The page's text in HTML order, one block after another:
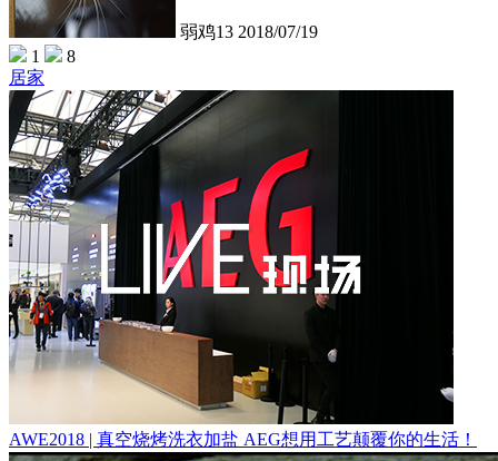
弱鸡13 2018/07/19
1
8
居家
AWE2018 | 真空烧烤洗衣加盐 AEG想用工艺颠覆你的生活！